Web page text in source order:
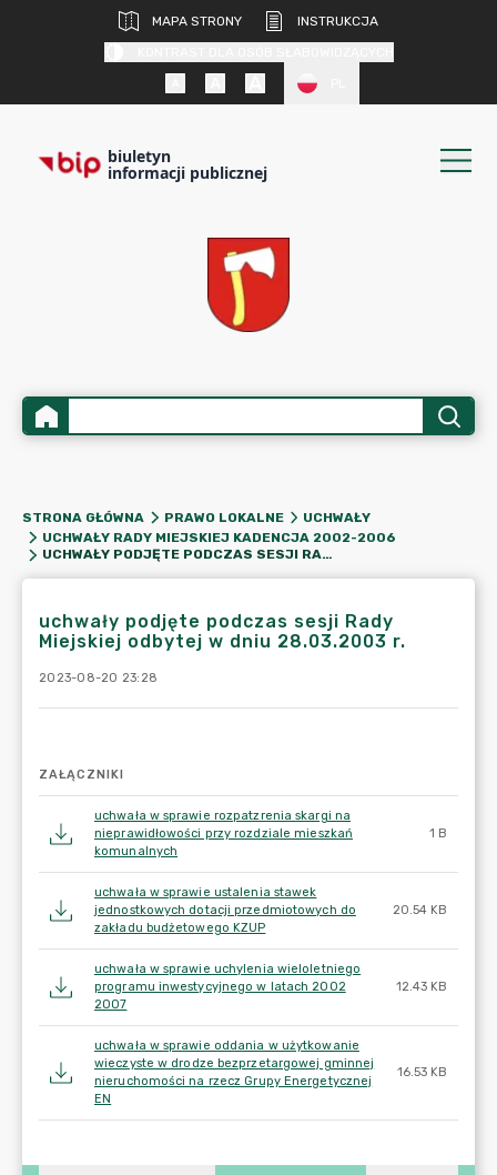
MAPA STRONY
INSTRUKCJA
biuletyn
informacji publicznej
STRONA GŁÓWNA PRAWO LOKALNE
UCHWAŁY
UCHWAŁY RADY MIEJSKIEJ KADENCJA 2002-2006
UCHWAŁY PODJĘTE PODCZAS SESJI RADY MIEJSKIEJ ODBYTEJ W DNIU 28.03.2003 R.
uchwały podjęte podczas sesji Rady
Miejskiej odbytej w dniu 28.03.2003 r.
2023-08-20 23:28
ZAŁĄCZNIKI
uchwała w sprawie rozpatzrenia skargi na
nieprawidłowości przy rozdziale mieszkań
komunalnych
1 B
uchwała w sprawie ustalenia stawek
jednostkowych dotacji przedmiotowych do
zakładu budżetowego KZUP
20.54 KB
uchwała w sprawie uchylenia wieloletniego
programu inwestycyjnego w latach 2002
2007
12.43 KB
uchwała w sprawie oddania w użytkowanie
wieczyste w drodze bezprzetargowej gminnej
nieruchomości na rzecz Grupy Energetycznej
EN
16.53 KB